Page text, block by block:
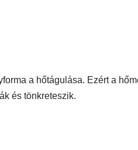
a hőtágulása. Ezért a
és tönkreteszik.